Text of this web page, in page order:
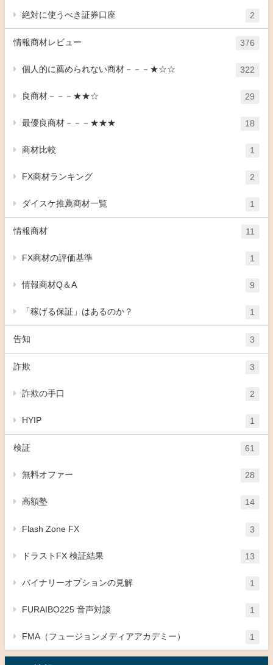
絶対に使うべき証券口座 2
情報商材レビュー 376
個人的に薦められない商材－－－★☆☆ 322
良商材－－－★★☆ 29
最優良商材－－－★★★ 18
商材比較 1
FX商材ランキング 2
ダイスケ推薦商材一覧 1
情報商材 11
FX商材の評価基準 1
情報商材Q＆A 9
「稼げる保証」はあるのか？ 1
告知 3
詐欺 3
詐欺の手口 2
HYIP 1
検証 61
無料オファー 28
高額塾 14
Flash Zone FX 3
ドラストFX 検証結果 13
バイナリーオプションの見解 1
FURAIBO225 音声対談 1
FMA（フュージョンメディアアカデミー） 1